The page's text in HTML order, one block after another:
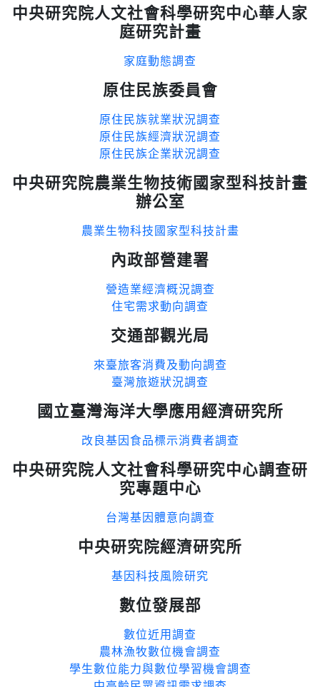
中央研究院人文社會科學研究中心華人家
庭研究計畫
家庭動態調查
原住民族委員會
原住民族就業狀況調查
原住民族經濟狀況調查
原住民族企業狀況調查
中央研究院農業生物技術國家型科技計畫
辦公室
農業生物科技國家型科技計畫
內政部營建署
營造業經濟概況調查
住宅需求動向調查
交通部觀光局
來臺旅客消費及動向調查
臺灣旅遊狀況調查
國立臺灣海洋大學應用經濟研究所
改良基因食品標示消費者調查
中央研究院人文社會科學研究中心調查研
究專題中心
台灣基因體意向調查
中央研究院經濟研究所
基因科技風險研究
數位發展部
數位近用調查
農林漁牧數位機會調查
學生數位能力與數位學習機會調查